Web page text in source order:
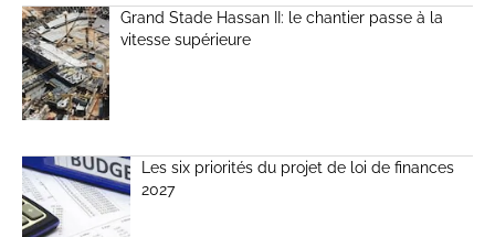
Grand Stade Hassan II: le chantier passe à la
vitesse supérieure
Les six priorités du projet de loi de finances
2027